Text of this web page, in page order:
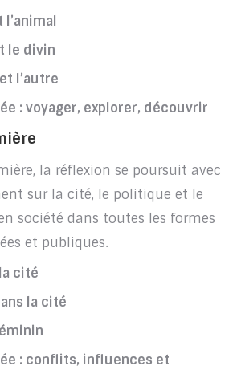
l’animal
le divin
l’autre
: voyager, explorer, découvrir
la réflexion se poursuit avec
sur la cité, le politique et le
société dans toutes les formes
et publiques.
cité
la cité
: conflits, influences et